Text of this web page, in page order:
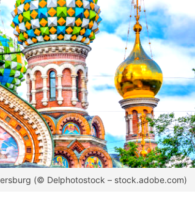
(© Delphotostock – stock.adobe.com)